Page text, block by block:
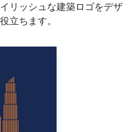
リッシュな建築ロゴをデザ
立ちます。